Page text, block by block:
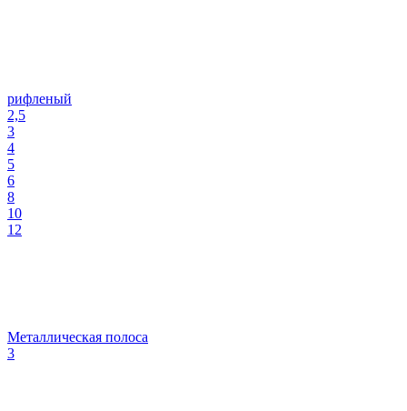
рифленый
2,5
3
4
5
6
8
10
12
Металлическая полоса
3